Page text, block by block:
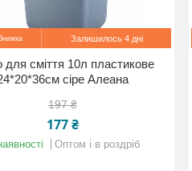
Залишилось 4 дні
для сміття 10л пластикове
сіре Алеана
197 ₴
177 ₴
Оптом і в роздріб